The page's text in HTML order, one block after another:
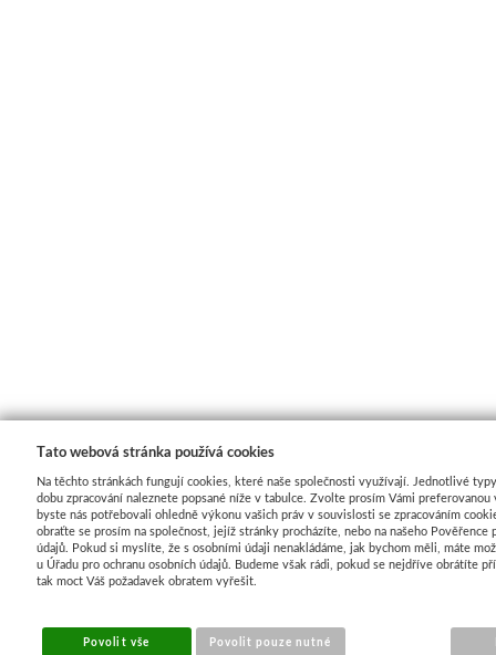
Tato webová stránka používá cookies
Na těchto stránkách fungují cookies, které naše společnosti využívají. Jednotlivé
dobu zpracování naleznete popsané níže v tabulce. Zvolte prosím Vámi preferovanou
byste nás potřebovali ohledně výkonu vašich práv v souvislosti se zpracováním
obraťte se prosím na společnost, jejíž stránky procházíte, nebo na našeho Pověřence
údajů. Pokud si myslíte, že s osobními údaji nenakládáme, jak bychom měli, máte
u Úřadu pro ochranu osobních údajů. Budeme však rádi, pokud se nejdříve obrátíte
tak moct Váš požadavek obratem vyřešit.
Povolit vše Povolit pouze nutné